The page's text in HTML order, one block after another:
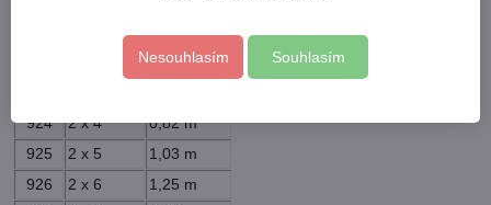
0,4 m
924
2 x 4
0,82 m
925
2 x 5
1,03 m
926
2 x 6
1,25 m
Nesouhlasím Souhlasím